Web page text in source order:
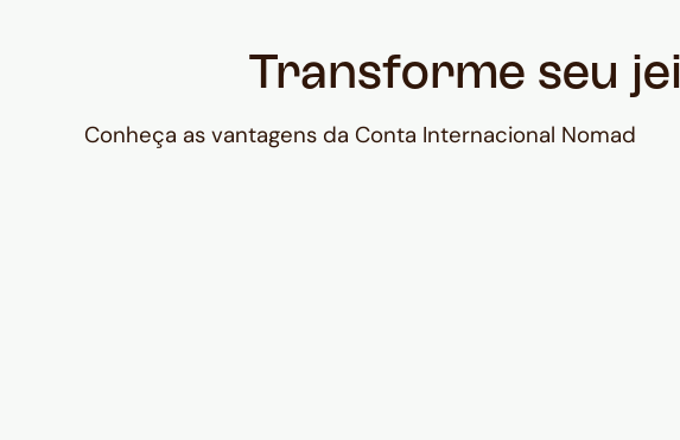
Transforme seu
Conheça as vantagens da Conta Internacional Nomad